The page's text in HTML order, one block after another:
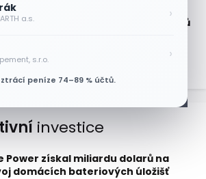
a.s. ›
s.r.o. ›
peníze 74–89 % účtů.
obrat přidal indexu
100 za čtyři dny 3,5 bilionu dolarů
investice
Power získal miliardu dolarů na
domácích bateriových úložišť